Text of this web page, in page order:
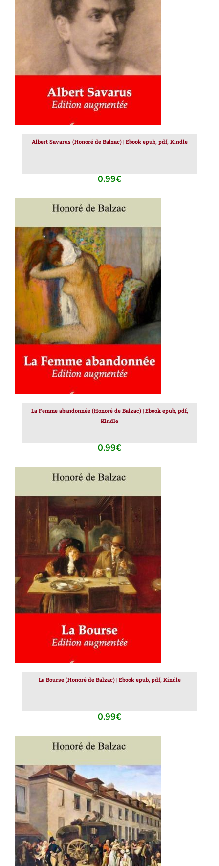
AJOUTER AU PANIER / DÉTAILS
Albert Savarus (Honoré de Balzac) | Ebook epub, pdf, Kindle
0.99€
AJOUTER AU PANIER / DÉTAILS
La Femme abandonnée (Honoré de Balzac) | Ebook epub, pdf,
Kindle
0.99€
AJOUTER AU PANIER / DÉTAILS
La Bourse (Honoré de Balzac) | Ebook epub, pdf, Kindle
0.99€
AJOUTER AU PANIER DÉTAILS